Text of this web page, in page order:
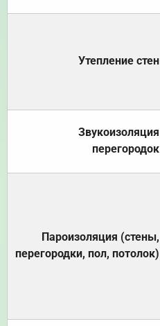
Утепление стен
Звукоизоляция
перегородок
Пароизоляция (стены,
перегородки, пол, потолок)